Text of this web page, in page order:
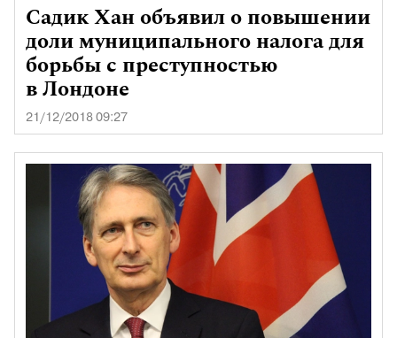
Садик Хан объявил о повышении
доли муниципального налога для
борьбы с преступностью
в Лондоне
21/12/2018 09:27